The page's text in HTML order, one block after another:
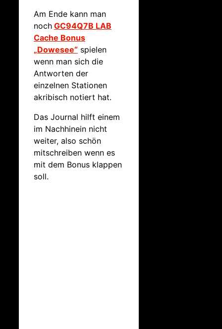
Am Ende kann man
noch GC94Q7B LAB
Cache Bonus
„Dowesee“ spielen
wenn man sich die
Antworten der
einzelnen Stationen
akribisch notiert hat.
Das Journal hilft einem
im Nachhinein nicht
weiter, also schön
mitschreiben wenn es
mit dem Bonus klappen
soll.